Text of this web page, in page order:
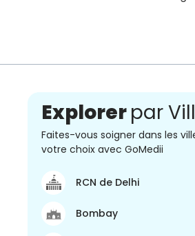
Explorerpar
Faites-vous soigner dans les
votre choix avec GoMedii
RCN de Delhi
Bombay